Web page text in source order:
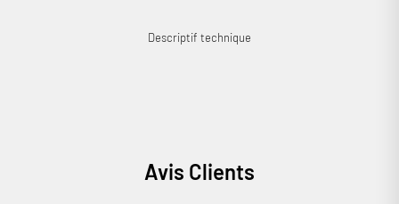
Descriptif technique
Avis Clients